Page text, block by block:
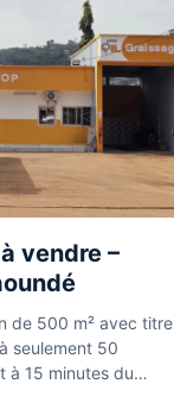
vendre –
de 500 m² avec titre
seulement 50
à 15 minutes du…